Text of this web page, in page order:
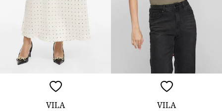
VILA VILA